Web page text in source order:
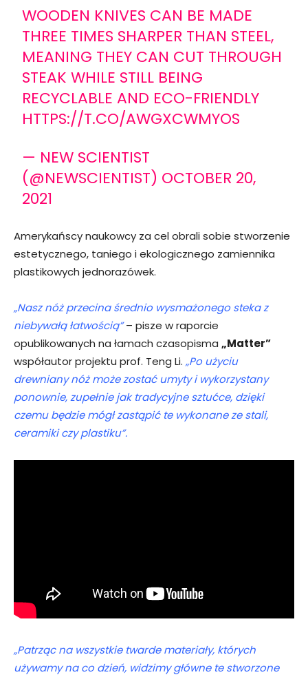
WOODEN KNIVES CAN BE MADE
THREE TIMES SHARPER THAN STEEL,
MEANING THEY CAN CUT THROUGH
STEAK WHILE STILL BEING
RECYCLABLE AND ECO-FRIENDLY
HTTPS://T.CO/AWGXCWMYOS
— NEW SCIENTIST
(@NEWSCIENTIST) OCTOBER 20,
2021
Amerykańscy naukowcy za cel obrali sobie stworzenie
estetycznego, taniego i ekologicznego zamiennika
plastikowych jednorazówek.
„Nasz nóż przecina średnio wysmażonego steka z
niebywałą łatwością” – pisze w raporcie
opublikowanych na łamach czasopisma „Matter”
współautor projektu prof. Teng Li. „Po użyciu
drewniany nóż może zostać umyty i wykorzystany
ponownie, zupełnie jak tradycyjne sztućce, dzięki
czemu będzie mógł zastąpić te wykonane ze stali,
ceramiki czy plastiku”.
„Patrząc na wszystkie twarde materiały, których
używamy na co dzień, widzimy główne te stworzone